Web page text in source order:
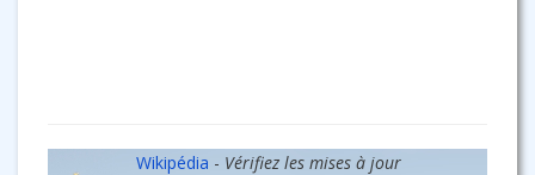
Wikipédia - Vérifiez les mises à jour